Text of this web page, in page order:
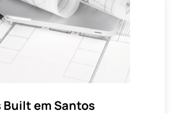
Built em Santos